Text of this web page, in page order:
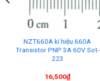
NZT660A kí hiệu 660A
Transistor PNP 3A 60V Sot-
223
16,500₫